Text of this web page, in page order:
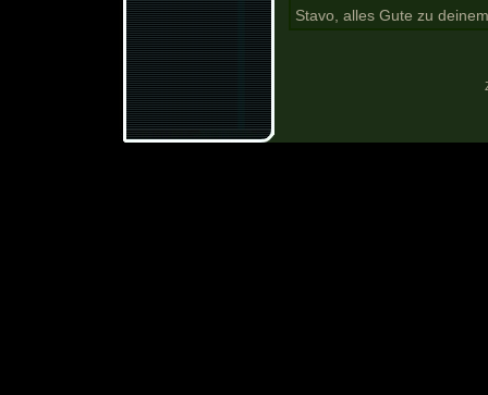
Stavo, alles Gute zu